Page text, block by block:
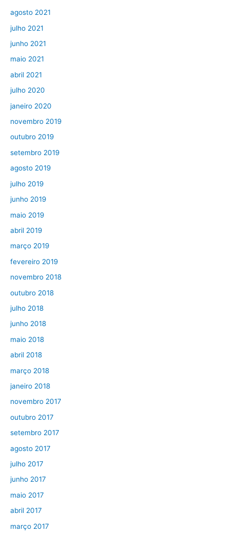
agosto 2021
julho 2021
junho 2021
maio 2021
abril 2021
julho 2020
janeiro 2020
novembro 2019
outubro 2019
setembro 2019
agosto 2019
julho 2019
junho 2019
maio 2019
abril 2019
março 2019
fevereiro 2019
novembro 2018
outubro 2018
julho 2018
junho 2018
maio 2018
abril 2018
março 2018
janeiro 2018
novembro 2017
outubro 2017
setembro 2017
agosto 2017
julho 2017
junho 2017
maio 2017
abril 2017
março 2017